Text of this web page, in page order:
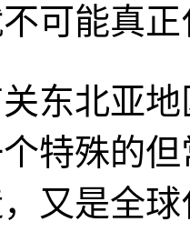
可能真
东北亚
特殊的
又是全